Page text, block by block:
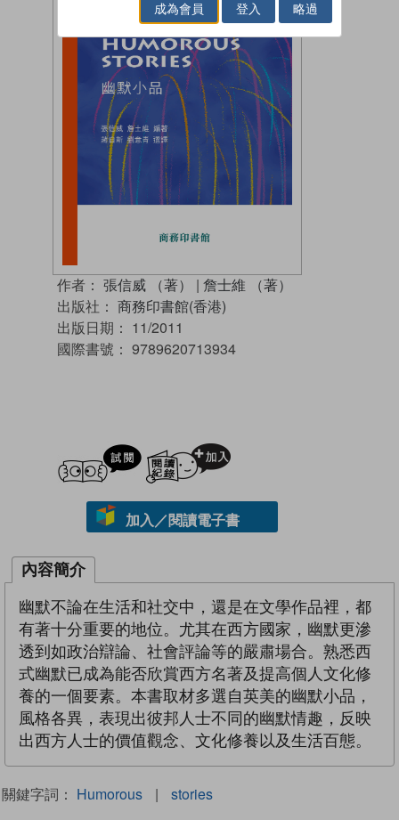
作者： 張信威 （著） | 詹士維 （著）
出版社： 商務印書館(香港)
出版日期： 11/2011
國際書號： 9789620713934
試閲
加入／閱讀電子書
內容簡介
幽默不論在生活和社交中，還是在文學作品裡，都
有著十分重要的地位。尤其在西方國家，幽默更滲
透到如政治辯論、社會評論等的嚴肅場合。熟悉西
式幽默已成為能否欣賞西方名著及提高個人文化修
養的一個要素。本書取材多選自英美的幽默小品，
風格各異，表現出彼邦人士不同的幽默情趣，反映
出西方人士的價值觀念、文化修養以及生活百態。
關鍵字詞： Humorous | stories
成為會員 登入 略過